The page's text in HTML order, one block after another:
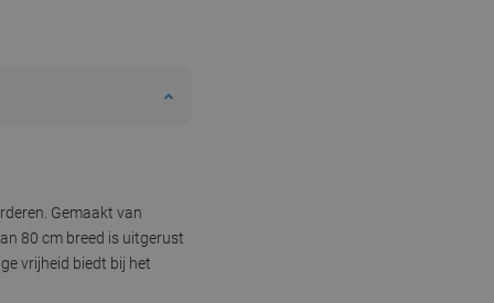
Gemaakt van
80 cm breed is uitgerust
vrijheid biedt bij het